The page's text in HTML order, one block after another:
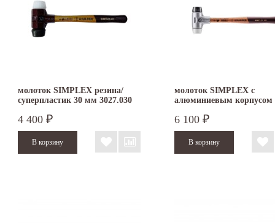
молоток SIMPLEX резина/
суперпластик 30 мм 3027.030
4 400 ₽
молоток SIMPLEX с
алюминиевым корпусом
3127.030
6 100 ₽